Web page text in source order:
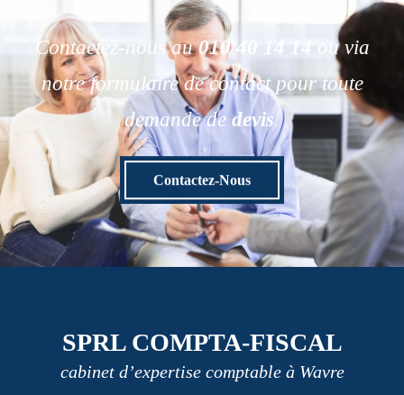
Contactez-nous au010 40 14 14
ou via
notre formulaire de contact pour toute
demande de devis.
Contactez-Nous
SPRL COMPTA-FISCAL
cabinet d’expertise comptable à Wavre